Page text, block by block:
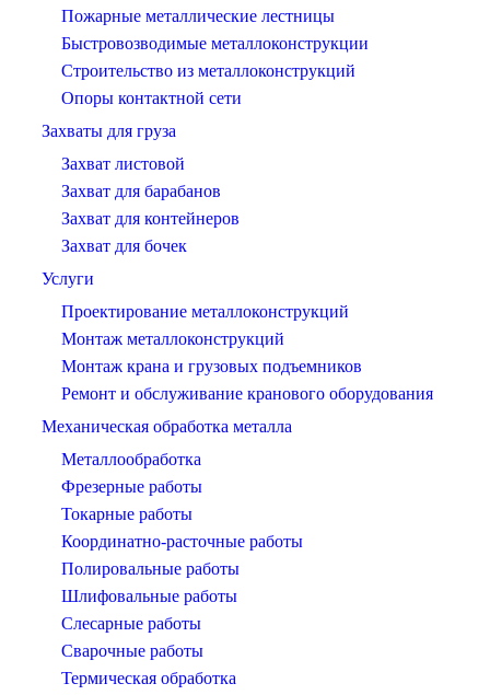
Пожарные металлические лестницы
Быстровозводимые металлоконструкции
Строительство из металлоконструкций
Опоры контактной сети
Захваты для груза
Захват листовой
Захват для барабанов
Захват для контейнеров
Захват для бочек
Услуги
Проектирование металлоконструкций
Монтаж металлоконструкций
Монтаж крана и грузовых подъемников
Ремонт и обслуживание кранового оборудования
Механическая обработка металла
Металлообработка
Фрезерные работы
Токарные работы
Координатно-расточные работы
Полировальные работы
Шлифовальные работы
Слесарные работы
Сварочные работы
Термическая обработка